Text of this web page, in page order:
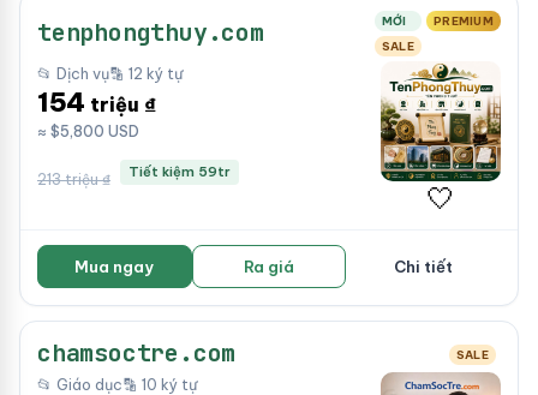
tenphongthuy.com MỚI
PREMIUM
SALE
📂 Dịch vụ🔡 12 ký tự
154 triệu ₫
≈ $5,800 USD
213 triệu ₫ Tiết kiệm 59tr
🤍
Mua ngay Ra giá Chi tiết
chamsoctre.com SALE
📂 Giáo dục🔡 10 ký tự